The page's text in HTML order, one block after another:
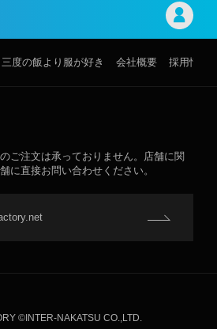
三度の飯より服が好き 会社概要 採用情報
ご注文は承っておりません。店舗に関
に直接お問い合わせください。
©INTER-NAKATSU CO.,LTD.